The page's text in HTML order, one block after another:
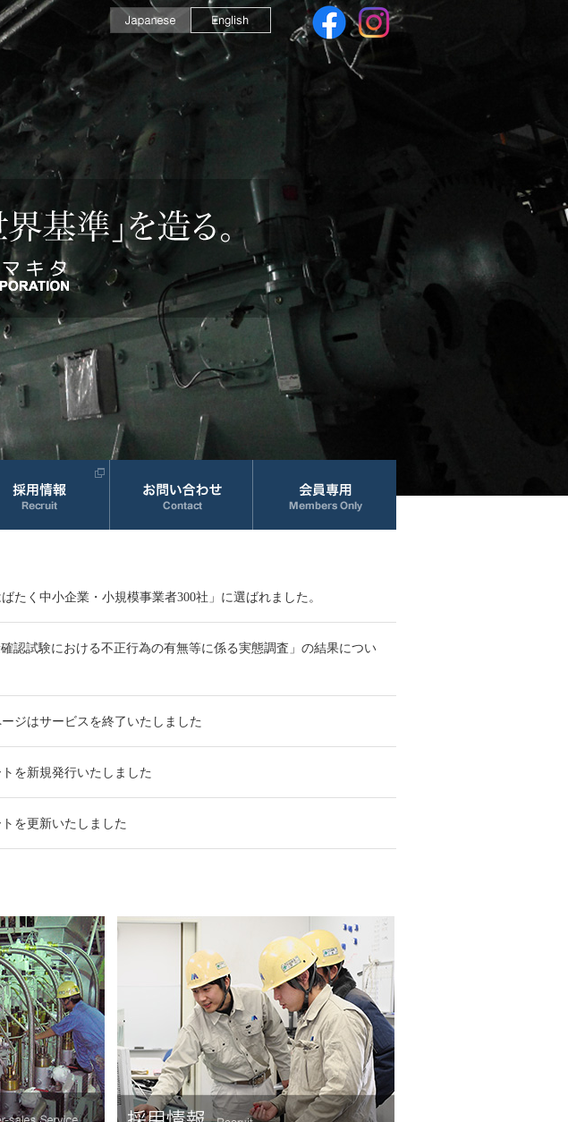
たく中小企業・小規模事業者300社」に選ばれました。
確認試験における不正行為の有無等に係る実態調査」の結果につい
ージはサービスを終了いたしました
を新規発行いたしました
を更新いたしました